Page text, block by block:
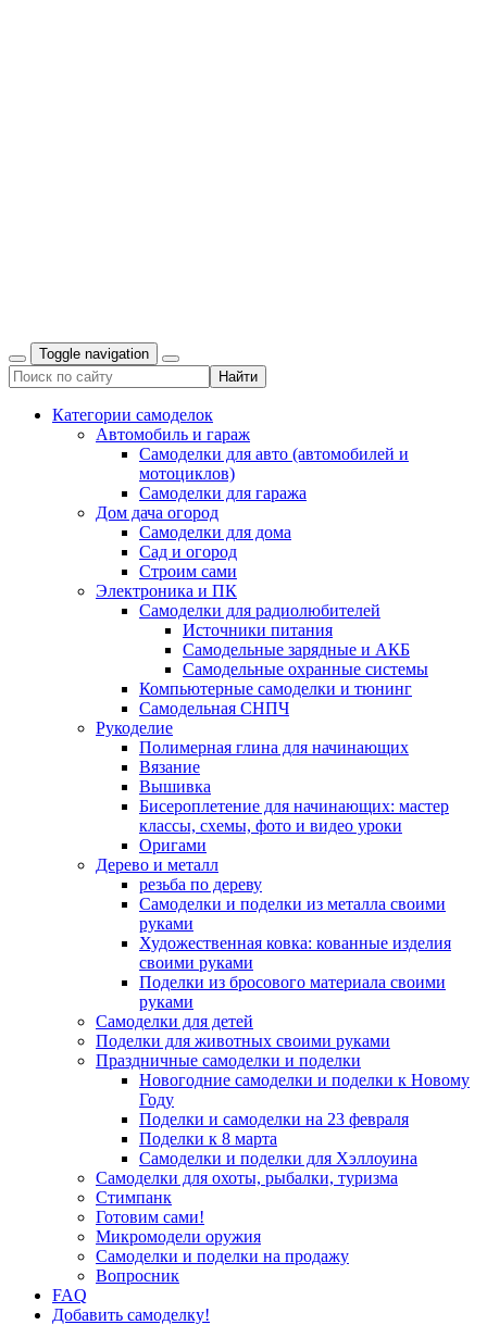
Toggle navigation
Категории самоделок
Автомобиль и гараж
Самоделки для авто (автомобилей и
мотоциклов)
Самоделки для гаража
Дом дача огород
Самоделки для дома
Сад и огород
Строим сами
Электроника и ПК
Самоделки для радиолюбителей
Источники питания
Самодельные зарядные и АКБ
Самодельные охранные системы
Компьютерные самоделки и тюнинг
Самодельная СНПЧ
Рукоделие
Полимерная глина для начинающих
Вязание
Вышивка
Бисероплетение для начинающих: мастер
классы, схемы, фото и видео уроки
Оригами
Дерево и металл
резьба по дереву
Самоделки и поделки из металла своими
руками
Художественная ковка: кованные изделия
своими руками
Поделки из бросового материала своими
руками
Самоделки для детей
Поделки для животных своими руками
Праздничные самоделки и поделки
Новогодние самоделки и поделки к Новому
Году
Поделки и самоделки на 23 февраля
Поделки к 8 марта
Самоделки и поделки для Хэллоуина
Самоделки для охоты, рыбалки, туризма
Стимпанк
Готовим сами!
Микромодели оружия
Самоделки и поделки на продажу
Вопросник
FAQ
Добавить самоделку!